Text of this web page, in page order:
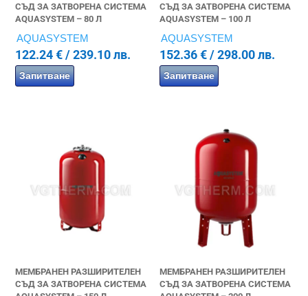
СЪД ЗА ЗАТВОРЕНА СИСТЕМА
AQUASYSTEM – 80 Л
AQUASYSTEM
122.24€ / 239.10 лв.
Запитване
СЪД ЗА ЗАТВОРЕНА СИСТЕМА
AQUASYSTEM – 100 Л
AQUASYSTEM
152.36€/ 298.00 лв.
Запитване
МЕМБРАНЕН РАЗШИРИТЕЛЕН
СЪД ЗА ЗАТВОРЕНА СИСТЕМА
МЕМБРАНЕН РАЗШИРИТЕЛЕН
СЪД ЗА ЗАТВОРЕНА СИСТЕМА